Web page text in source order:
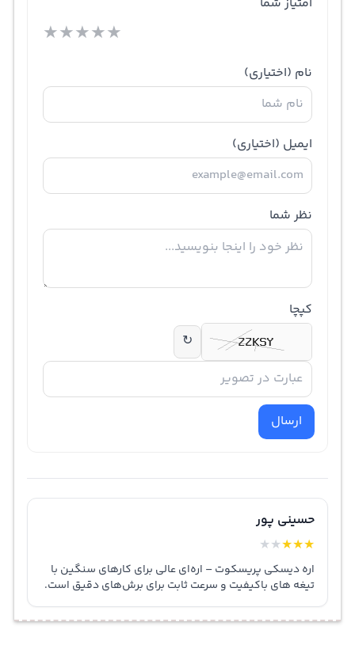
★★★★★
نام (اختیاری)
ایمیل (اختیاری)
نظر شما
کپچا
↻
ارسال
حسینی پور
★
★
★
★
★
اره دیسکی پریسکوت – اره‌ای عالی برای کارهای سنگین با
تیغه های باکیفیت و سرعت ثابت برای برش‌های دقیق است.